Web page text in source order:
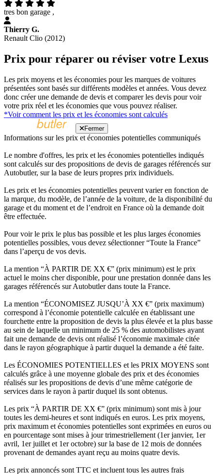
tres bon garage ,
Thierry G.
Renault Clio (2012)
Prix pour réparer ou réviser votre Lexus
Les prix moyens et les économies pour les marques de voitures
présentées sont basés sur différents modèles et années. Vous devez
donc créer une demande de devis et comparer les devis pour voir
votre prix réel et les économies que vous pouvez réaliser.
*Voir comment les prix et les économies sont calculés
Fermer
Informations sur les prix et économies potentielles communiqués
Le nombre d'offres, les prix et les économies potentielles indiqués
sont calculés sur des propositions de devis de garages référencés sur
Autobutler, sur la base de leurs propres prix individuels.
Les prix et les économies potentielles peuvent varier en fonction de
la marque, du modèle, de l’année de la voiture, de la disponibilité du
garage et du moment et de l’endroit en France où la demande doit
être effectuée.
Pour voir le prix le plus bas possible et les plus larges économies
potentielles possibles, vous devez sélectionner “Toute la France”
dans l’aperçu de vos devis.
La mention “À PARTIR DE XX €” (prix minimum) est le prix
actuel le moins cher disponible, pour une prestation donnée dans les
garages référencés sur Autobutler dans toute la France.
La mention “ÉCONOMISEZ JUSQU’À XX €” (prix maximum)
correspond à l’économie potentielle calculée en établissant une
fourchette entre la proposition de devis la plus élevée et la plus basse
au sein de laquelle un minimum de 25 % des automobilistes ayant
fait une demande de devis ont réalisé l’économie maximale citée
dans le rayon géographique à partir duquel la demande a été faite.
Les ÉCONOMIES POTENTIELLES et les PRIX MOYENS sont
calculés grâce à une moyenne globale des prix et des économies
réalisés sur les propositions de devis d’une même catégorie de
services dans le rayon à partir duquel ils sont obtenus.
Les prix “À PARTIR DE XX €” (prix minimum) sont mis à jour
toutes les demi-heures et sont indiqués en euros. Les prix moyens,
prix maximum et économies potentielles sont exprimées en euros ou
en pourcentage sont mises à jour trimestriellement (1er janvier, 1er
avril, 1er juillet et 1er octobre) sur la base de 12 mois de données
provenant de demandes ayant reçu au moins quatre devis.
Les prix annoncés sont TTC et incluent tous les autres frais